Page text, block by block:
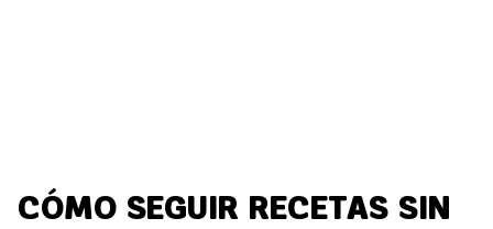
CÓMO SEGUIR RECETAS SIN